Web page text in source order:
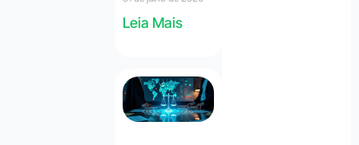
Leia Mais